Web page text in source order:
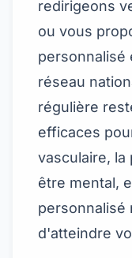
redirigeons
ou vous
personnalisé
réseau
régulière
efficaces
vasculaire,
être mental,
personnalisé
d'atteindre